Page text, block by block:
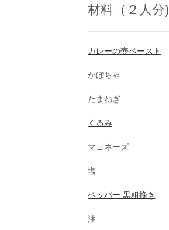
材料（２人分)
カレーの壺ペースト
かぼちゃ
たまねぎ
くるみ
マヨネーズ
塩
ペッパー 黒粗挽き
油